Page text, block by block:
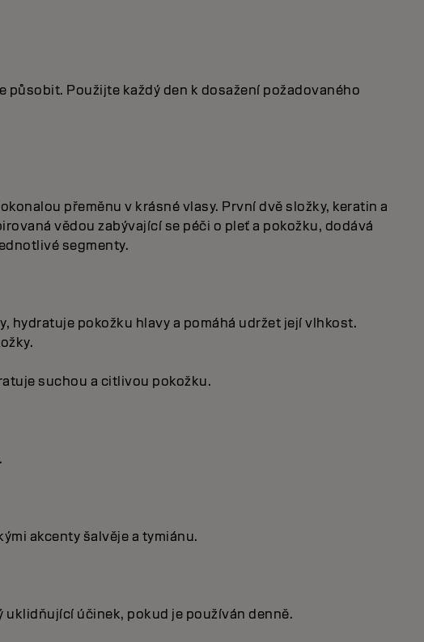
Použijte každý den k dosažení požadovaného
přeměnu v krásné vlasy. První dvě složky, keratin a
vědou zabývající se péči o pleť a pokožku, dodává
segmenty.
hydratuje pokožku hlavy a pomáhá udržet její vlhkost.
suchou a citlivou pokožku.
akcenty šalvěje a tymiánu.
účinek, pokud je používán denně.